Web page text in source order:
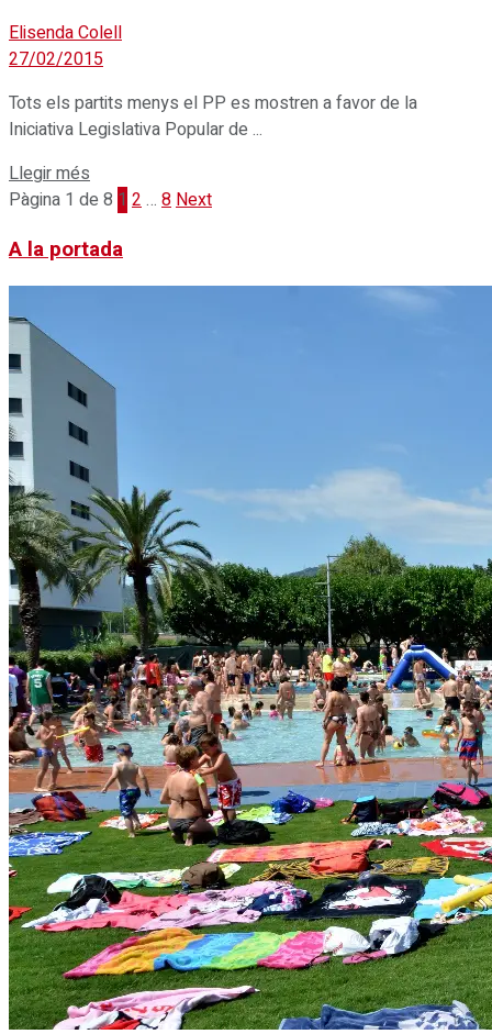
Elisenda Colell
27/02/2015
Tots els partits menys el PP es mostren a favor de la
Iniciativa Legislativa Popular de ...
Llegir més
Pàgina 1 de 8 1 2… 8Next
A la portada